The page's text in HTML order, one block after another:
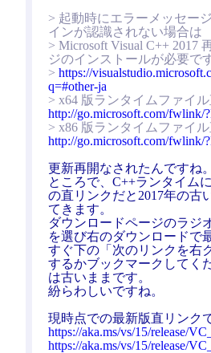
> 起動時にエラーメッセー
インが認識されない場合は
> Microsoft Visual C++ 2017
ジのインストールが必要で
> https://
q=#other-ja
> x64 版ランタイムファイ
http://go.microsoft.com/fwlink/
> x86 版ランタイムファイ
http://go.microsoft.com/fwlink/
更新再開なされたんですね
ところで、C++ランタイム
の直リンクだと2017年の古
てきます。
ダウンロードページのラジ
を選び右のダウンロードで
すぐ下の「次のリンクを右
するかブックマークしてく
は古いままです。
紛らわしいですね。
現時点での最新版直リンク
https://aka.ms/vs/15/release/
https://aka.ms/vs/15/release/